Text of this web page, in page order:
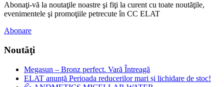
Abonaţi-vă la noutaţile noastre şi fiţi la curent cu toate noutăţile,
evenimentele şi promoţiile petrecute în CC ELAT
Abonare
Noutăţi
Megasun – Bronz perfect. Vară Întreagă
ELAT anunță Perioada reducerilor mari și lichidare de stoc!